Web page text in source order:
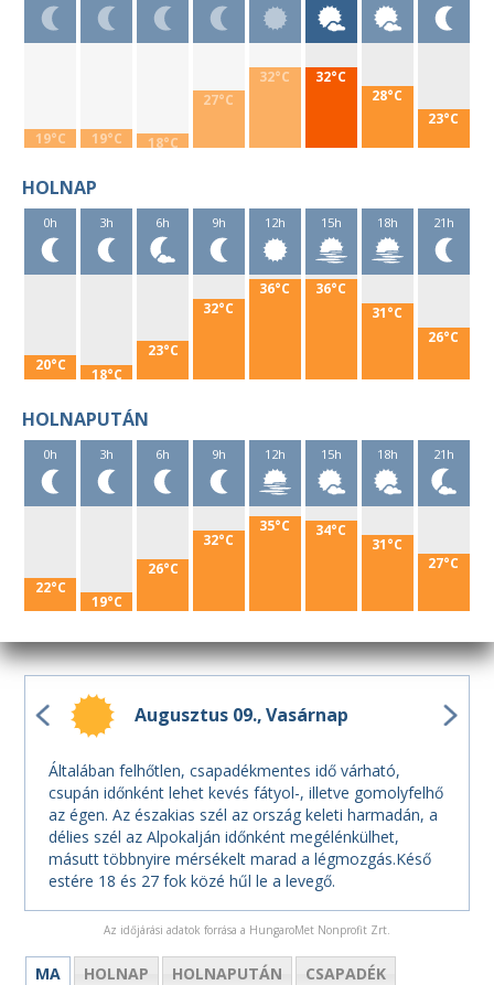
19°C 19°C 18°C
27°C
32°C 32°C
28°C
23°C
HOLNAP
0h
20°C
3h
18°C
6h
23°C
9h
32°C
12h
36°C
15h
36°C
18h
31°C
21h
26°C
HOLNAPUTÁN
0h
22°C
3h
19°C
6h
26°C
9h
32°C
12h
35°C
15h
34°C
18h
31°C
21h
27°C
Augusztus 09. Vasárnap
Általában felhőtlen, csapadékmentes idő várható,
csupán időnként lehet kevés fátyol-, illetve gomolyfelhő
az égen. Az északias szél az ország keleti harmadán, a
délies szél az Alpokalján időnként megélénkülhet,
másutt többnyire mérsékelt marad a légmozgás.Késő
estére 18 és 27 fok közé hűl le a levegő.
Az időjárási adatok forrása a HungaroMet Nonprofit Zrt.
MA HOLNAP HOLNAPUTÁN CSAPADÉK